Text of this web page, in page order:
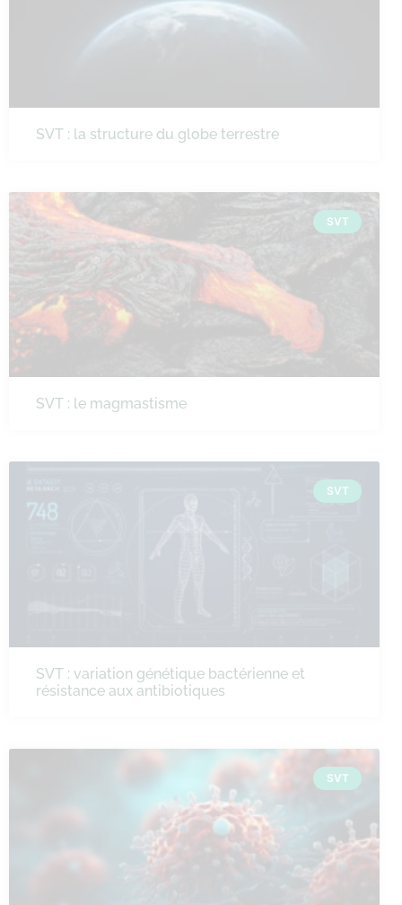
SVT : la structure du globe terrestre
SVT
SVT : le magmastisme
SVT
SVT : variation génétique bactérienne et
résistance aux antibiotiques
SVT